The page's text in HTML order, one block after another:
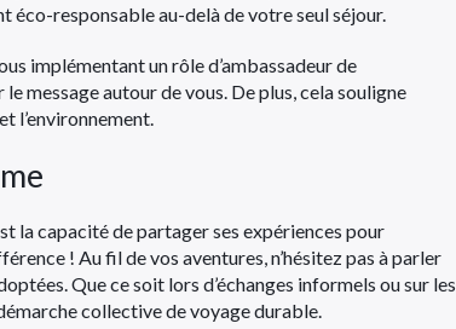
éco-responsable au-delà de votre seul séjour.
implémentant un rôle d’ambassadeur de
message autour de vous. De plus, cela souligne
l’environnement.
la capacité de partager ses expériences pour
! Au fil de vos aventures, n’hésitez pas à parler
Que ce soit lors d’échanges informels ou sur les
collective de voyage durable.